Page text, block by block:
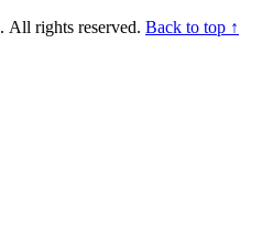
. All rights reserved. Back to top ↑